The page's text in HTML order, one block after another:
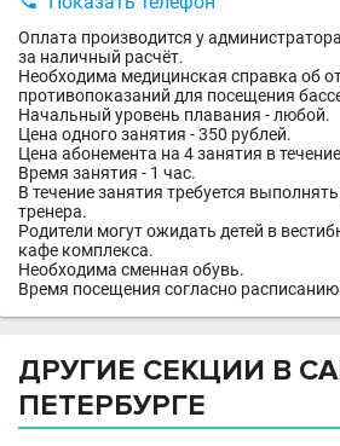
Оплата производится у
за наличный расчёт.
Необходима медицинская справка об
противопоказаний для посещения
Начальный уровень плавания - любой.
Цена одного занятия - 350 рублей.
Цена абонемента на 4 занятия в
Время занятия - 1 час.
В течение занятия требуется
тренера.
Родители могут ожидать детей в
кафе комплекса.
Необходима сменная обувь.
Время посещения согласно
ДРУГИЕ СЕКЦИИ В
ПЕТЕРБУРГЕ